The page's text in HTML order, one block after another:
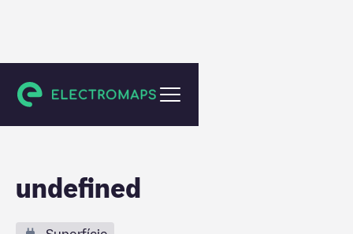
Leidschendam
undefined